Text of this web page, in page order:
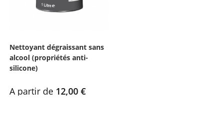
Nettoyant dégraissant sans
alcool (propriétés anti-
silicone)
A partir de 12,00 €